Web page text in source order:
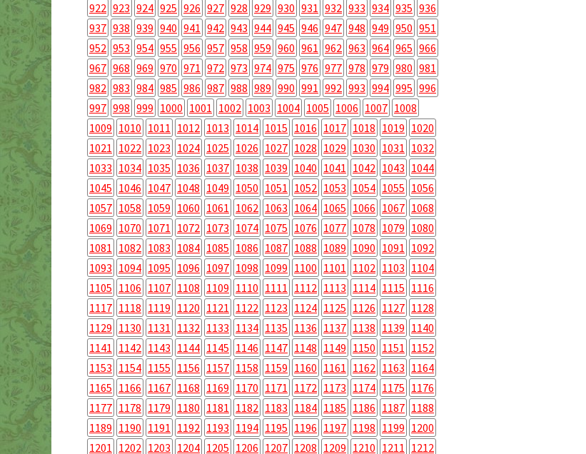
922 923 924 925 926 927 928 929 930 931 932 933 934 935 936
937 938 939 940 941 942 943 944 945 946 947 948 949 950 951
952 953 954 955 956 957 958 959 960 961 962 963 964 965 966
967 968 969 970 971 972 973 974 975 976 977 978 979 980 981
982 983 984 985 986 987 988 989 990 991 992 993 994 995 996
997 998 999 1000 1001 1002 1003 1004 1005 1006 1007 1008
1009 1010 1011 1012 1013 1014 1015 1016 1017 1018 1019 1020
1021 1022 1023 1024 1025 1026 1027 1028 1029 1030 1031 1032
1033 1034 1035 1036 1037 1038 1039 1040 1041 1042 1043 1044
1045 1046 1047 1048 1049 1050 1051 1052 1053 1054 1055 1056
1057 1058 1059 1060 1061 1062 1063 1064 1065 1066 1067 1068
1069 1070 1071 1072 1073 1074 1075 1076 1077 1078 1079 1080
1081 1082 1083 1084 1085 1086 1087 1088 1089 1090 1091 1092
1093 1094 1095 1096 1097 1098 1099 1100 1101 1102 1103 1104
1105 1106 1107 1108 1109 1110 1111 1112 1113 1114 1115 1116
1117 1118 1119 1120 1121 1122 1123 1124 1125 1126 1127 1128
1129 1130 1131 1132 1133 1134 1135 1136 1137 1138 1139 1140
1141 1142 1143 1144 1145 1146 1147 1148 1149 1150 1151 1152
1153 1154 1155 1156 1157 1158 1159 1160 1161 1162 1163 1164
1165 1166 1167 1168 1169 1170 1171 1172 1173 1174 1175 1176
1177 1178 1179 1180 1181 1182 1183 1184 1185 1186 1187 1188
1189 1190 1191 1192 1193 1194 1195 1196 1197 1198 1199 1200
1201 1202 1203 1204 1205 1206 1207 1208 1209 1210 1211 1212